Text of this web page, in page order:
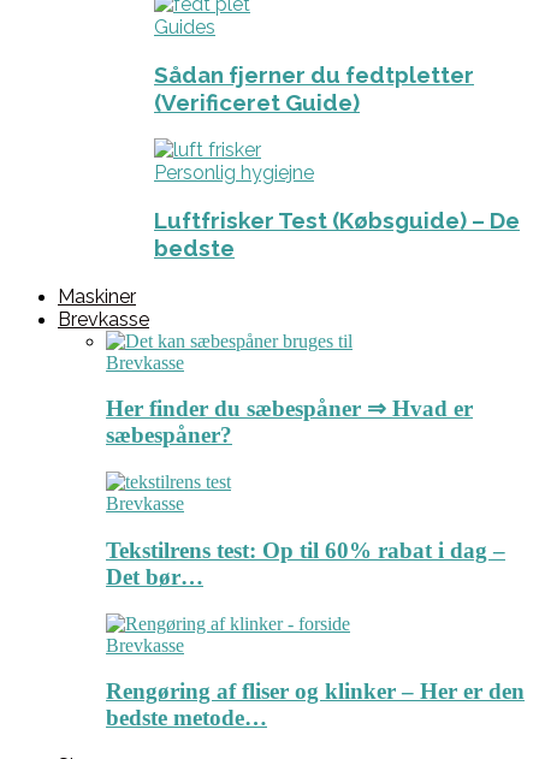
Guides
Sådan fjerner du fedtpletter
(Verificeret Guide)
Personlig hygiejne
Luftfrisker Test (Købsguide) – De
bedste
Maskiner
Brevkasse
Brevkasse
Her finder du sæbespåner ⇒ Hvad er
sæbespåner?
Brevkasse
Tekstilrens test: Op til 60% rabat i dag –
Det bør…
Brevkasse
Rengøring af fliser og klinker – Her er den
bedste metode…